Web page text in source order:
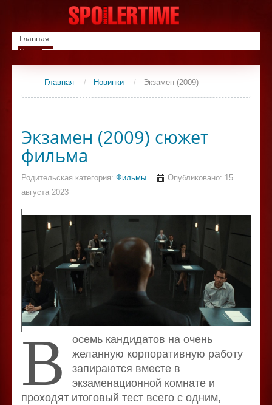
Главная
Новинки
Список фильмов
СериалыГлавная / Новинки / Экзамен (2009)
Экзамен (2009) сюжет
фильма
Родительская категория: Фильмы
Опубликовано: 15
августа 2023
В осемь кандидатов на очень
желанную корпоративную работу
запираются вместе в
экзаменационной комнате и
проходят итоговый тест всего с одним,